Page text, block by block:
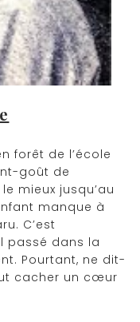
forêt de l’école
goût de
mieux jusqu’au
manque à
C’est
passé dans la
Pourtant, ne dit-
cacher un cœur